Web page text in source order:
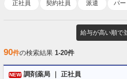
正社員
契約社員 派遣 パー
給与が高い順で
90件の検索結果 1-20件
NEW 調剤薬局 ｜ 正社員